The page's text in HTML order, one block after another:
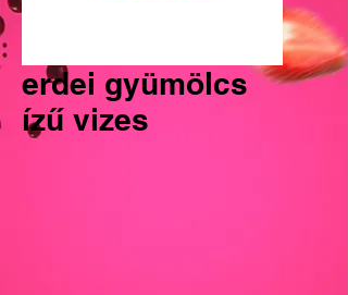
erdei gyümölcs
ízű vizes